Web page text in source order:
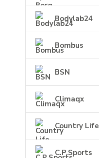
Bodylab24
Bombus
BSN
Climaqx
Country Life
C.P.Sports